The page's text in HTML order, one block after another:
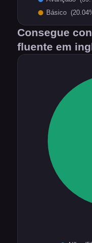
Consegue
fluente em